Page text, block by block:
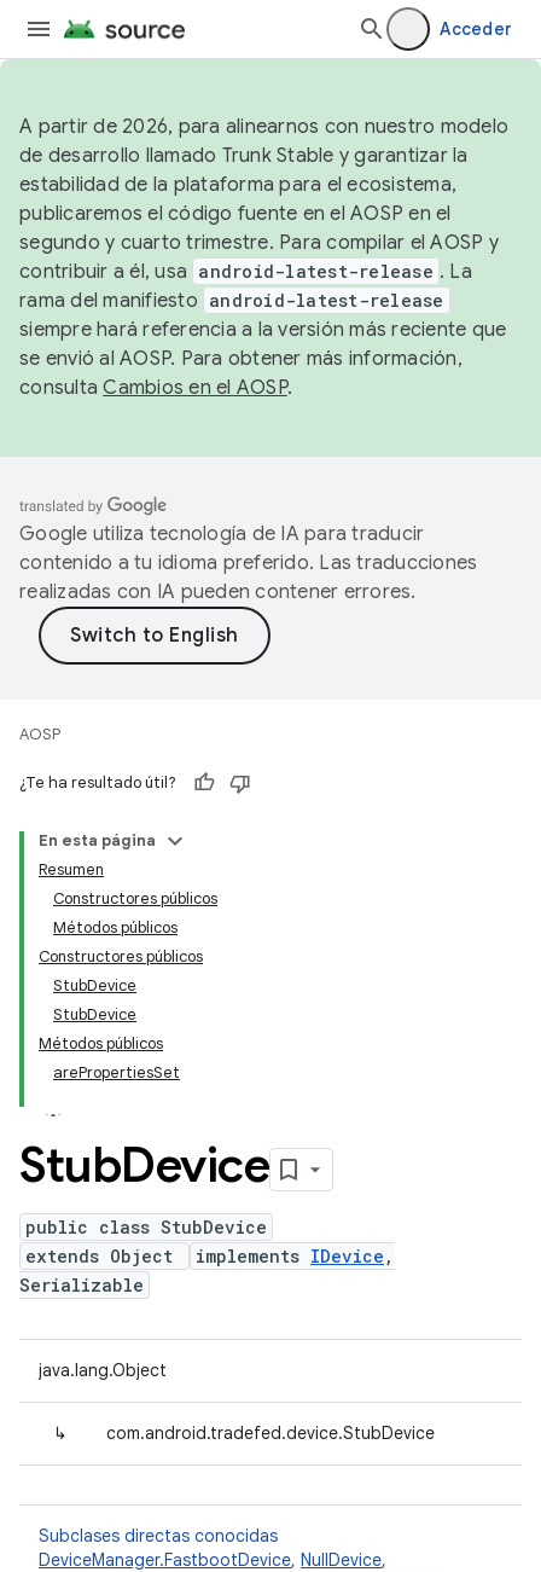
Acceder
A partir de 2026, para alinearnos con nuestro modelo
de desarrollo llamado Trunk Stable y garantizar la
estabilidad de la plataforma para el ecosistema,
publicaremos el código fuente en el AOSP en el
segundo y cuarto trimestre. Para compilar el AOSP y
contribuir a él, usa android-latest-release . La
rama del manifiesto android-latest-release
siempre hará referencia a la versión más reciente que
se envió al AOSP. Para obtener más información,
consultaCambios en el AOSP.
Google utiliza tecnología de IA para traducir
contenido a tu idioma preferido. Las traducciones
realizadas con IA pueden contener errores.
AOSP
¿Te ha resultado útil?
En esta página
Resumen
Constructores públicos
Métodos públicos
Constructores públicos
StubDevice
StubDevice
Métodos públicos
arePropertiesSet
StubDevice
public class StubDevice
extends Object
implements IDevice ,
Serializable
java.lang.Object
↳ com.android.tradefed.device.StubDevice
Subclases directas conocidas
DeviceManager.FastbootDevice, NullDevice,